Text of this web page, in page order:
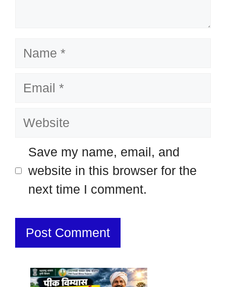
Name
Email
Website
Save my name, email, and
website in this browser for the
next time I comment.